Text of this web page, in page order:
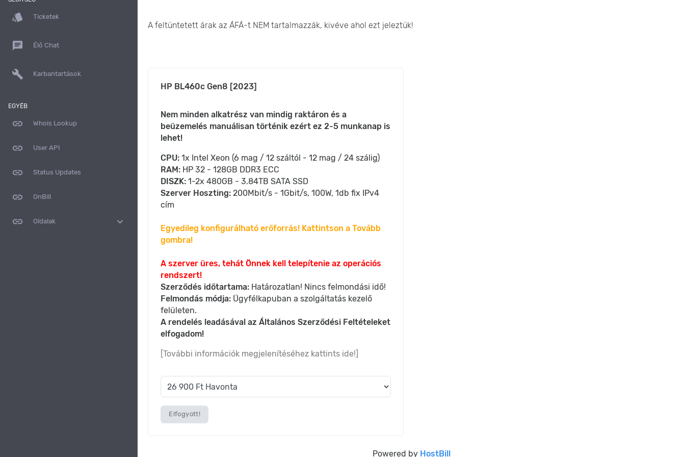
style Ticketek
chat Élő Chat
build Karbantartások
EGYÉB
link Whois Lookup
link User API
link Status Updates
link OnBill
link Oldalak expand_more
A feltüntetett árak az ÁFÁ-t NEM tartalmazzák, kivéve ahol ezt jeleztük!
HP BL460c Gen8 [2023]
Nem minden alkatrész van mindig raktáron és a
beüzemelés manuálisan történik ezért ez 2-5 munkanap is
lehet!
CPU: 1x Intel Xeon (6 mag / 12 száltól - 12 mag / 24 szálig)
RAM: HP 32 - 128GB DDR3 ECC
DISZK: 1-2x 480GB - 3.84TB SATA SSD
Szerver Hoszting: 200Mbit/s - 1Gbit/s, 100W, 1db fix IPv4
cím
Egyedileg konfigurálható erőforrás! Kattintson a Tovább
gombra!
A szerver üres, tehát Önnek kell telepítenie az operációs
rendszert!
Szerződés időtartama: Határozatlan! Nincs felmondási idő!
Felmondás módja: Ügyfélkapuban a szolgáltatás kezelő
felületen.
A rendelés leadásával az Általános Szerződési Feltételeket
elfogadom!
[További információk megjelenítéséhez kattints ide!]
Elfogyott!
Powered by HostBill